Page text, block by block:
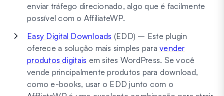
enviar tráfego direcionado, algo que é facilmente
possível com o AffiliateWP.
Easy Digital Downloads (EDD) – Este plugin
oferece a solução mais simples para vender
produtos digitais em sites WordPress. Se você
vende principalmente produtos para download,
como e-books, usar o EDD junto com o